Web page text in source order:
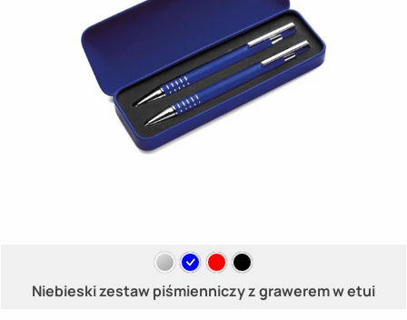
Niebieski zestaw piśmienniczy z grawerem w etui